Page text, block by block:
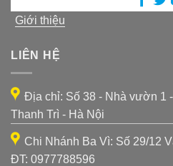
Giới thiệu
LIÊN HỆ
Địa chỉ: Số 38 - Nhà vườn 1
Thanh Trì - Hà Nội
Chi Nhánh Ba Vì: Số 29/12
ĐT: 0977788596